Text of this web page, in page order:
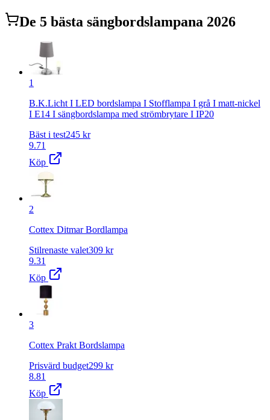
De 5 bästa sängbordslampana 2026
1
B.K.Licht I LED bordslampa I Stofflampa I grå I matt-nickel
I E14 I sängbordslampa med strömbrytare I IP20
Bäst i test245 kr
9.71
Köp
2
Cottex Ditmar Bordlampa
Stilrenaste valet309 kr
9.31
Köp
3
Cottex Prakt Bordslampa
Prisvärd budget299 kr
8.81
Köp